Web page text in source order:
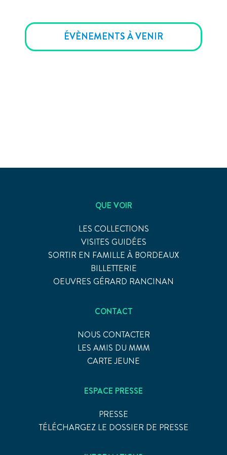
ÉVÈNEMENTS À VENIR
QUE VOIR
LES COLLECTIONS
VISITES GUIDÉES
SORTIR EN FAMILLE À BORDEAUX
BILLETTERIE
OEUVRES GÉRARD RANCINAN
CONTACT
NOUS CONTACTER
LES AMIS DU MMM
CARTE JEUNE
ESPACE PRESSE
PRESSE
TÉLÉCHARGEZ LE DOSSIER DE PRESSE